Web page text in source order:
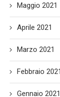
Maggio 2021
Aprile 2021
Marzo 2021
Febbraio 2021
Gennaio 2021